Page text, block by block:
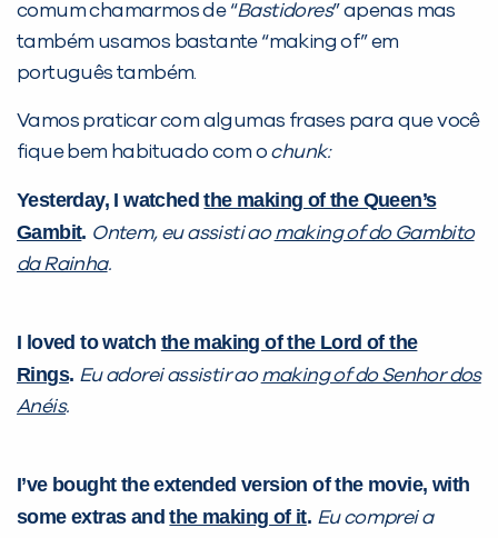
comum chamarmos de “Bastidores” apenas mas
também usamos bastante “making of” em
português também.
Vamos praticar com algumas frases para que você
fique bem habituado com o chunk:
Yesterday, I watchedthe making of the Queen’s
Gambit. Ontem, eu assisti aomaking of do Gambito
da Rainha.
I loved to watch the making of the Lord of the
Rings. Eu adorei assistir aomaking of do Senhor dos
Anéis.
I’ve bought the extended version of the movie, with
some extras andthe making of it. Eu comprei a